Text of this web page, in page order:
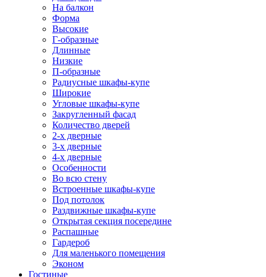
На балкон
Форма
Высокие
Г-образные
Длинные
Низкие
П-образные
Радиусные шкафы-купе
Широкие
Угловые шкафы-купе
Закругленный фасад
Количество дверей
2-х дверные
3-х дверные
4-х дверные
Особенности
Во всю стену
Встроенные шкафы-купе
Под потолок
Раздвижные шкафы-купе
Открытая секция посередине
Распашные
Гардероб
Для маленького помещения
Эконом
Гостиные